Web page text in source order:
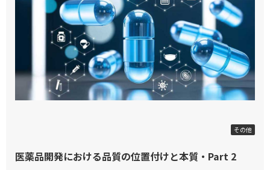
その他
医薬品開発における品質の位置付けと本質・Part 2